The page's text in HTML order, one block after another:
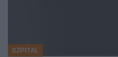
SZPITAL